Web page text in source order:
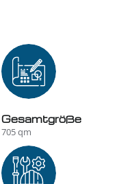
Gesamt­­größe
705 qm